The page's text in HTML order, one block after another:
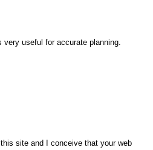
useful for accurate planning.
site and I conceive that your web